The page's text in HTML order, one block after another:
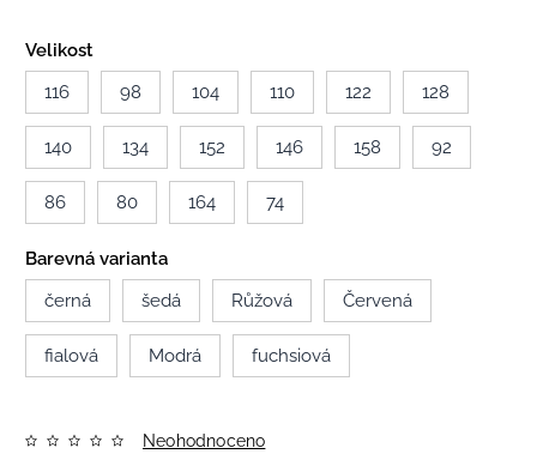
Velikost
116
98 104 110 122 128
140 134 152 146 158 92
86 80 164 74
Barevná varianta
černá
šedá Růžová Červená
fialová Modrá fuchsiová
Neohodnoceno